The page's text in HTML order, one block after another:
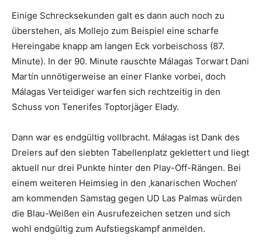
Einige Schrecksekunden galt es dann auch noch zu
überstehen, als Mollejo zum Beispiel eine scharfe
Hereingabe knapp am langen Eck vorbeischoss (87.
Minute). In der 90. Minute rauschte Málagas Torwart Dani
Martín unnötigerweise an einer Flanke vorbei, doch
Málagas Verteidiger warfen sich rechtzeitig in den
Schuss von Tenerifes Toptorjäger Elady.
Dann war es endgültig vollbracht. Málagas ist Dank des
Dreiers auf den siebten Tabellenplatz geklettert und liegt
aktuell nur drei Punkte hinter den Play-Off-Rängen. Bei
einem weiteren Heimsieg in den ‚kanarischen Wochen‘
am kommenden Samstag gegen UD Las Palmas würden
die Blau-Weißen ein Ausrufezeichen setzen und sich
wohl endgültig zum Aufstiegskampf anmelden.